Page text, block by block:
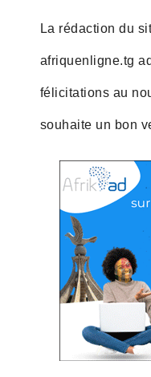
La rédaction du
afriquenligne.tg
félicitations au
souhaite un bon